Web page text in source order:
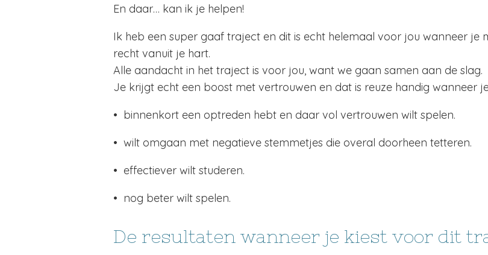
En daar… kan ik je helpen!
Ik heb een super gaaf traject en dit is echt helemaal voor jou wanneer je
recht vanuit je hart.
Alle aandacht in het traject is voor jou, want we gaan samen aan de slag.
Je krijgt echt een boost met vertrouwen en dat is reuze handig wanneer
• binnenkort een optreden hebt en daar vol vertrouwen wilt spelen.
• wilt omgaan met negatieve stemmetjes die overal doorheen tetteren.
• effectiever wilt studeren.
• nog beter wilt spelen.
De resultaten wanneer je kiest voor dit